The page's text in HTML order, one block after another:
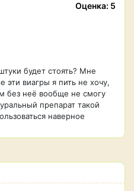
Оценка: 5
будет стоять? Мне
эти виагры я пить не хочу,
без неё вообще не смогу
препарат такой
наверное